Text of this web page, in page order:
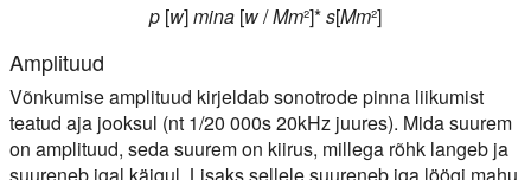
p [w]mina [w/Mm²]*s[Mm²]
Amplituud
Võnkumise amplituud kirjeldab sonotrode pinna liikumist
teatud aja jooksul (nt 1/20 000s 20kHz juures). Mida suurem
on amplituud, seda suurem on kiirus, millega rõhk langeb ja
suureneb igal käigul. Lisaks sellele suureneb iga löögi mahu